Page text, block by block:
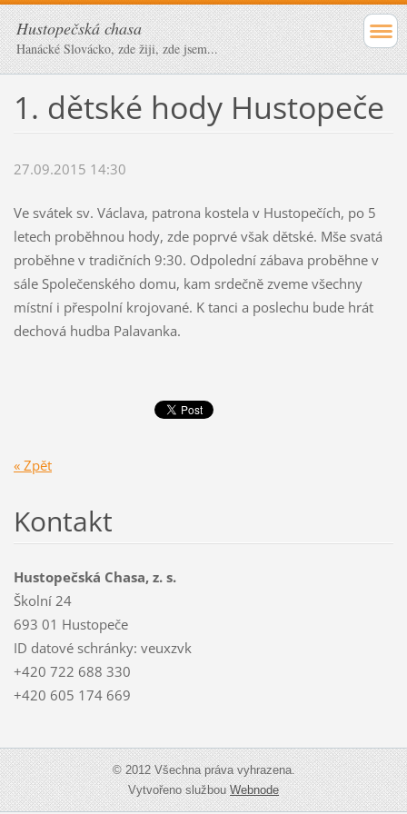
Hustopečská chasa
Hanácké Slovácko, zde žiji, zde jsem...
1. dětské hody Hustopeče
27.09.2015 14:30
Ve svátek sv. Václava, patrona kostela v Hustopečích, po 5
letech proběhnou hody, zde poprvé však dětské. Mše svatá
proběhne v tradičních 9:30. Odpolední zábava proběhne v
sále Společenského domu, kam srdečně zveme všechny
místní i přespolní krojované. K tanci a poslechu bude hrát
dechová hudba Palavanka.
« Zpět
Kontakt
Hustopečská Chasa, z. s.
Školní 24
693 01 Hustopeče
ID datové schránky: veuxzvk
+420 722 688 330
+420 605 174 669
© 2012 Všechna práva vyhrazena.
Vytvořeno službouWebnode